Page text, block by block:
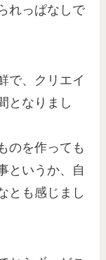
れっぱなしで
で、クリエイ
となりまし
のを作っても
というか、自
とも感じまし